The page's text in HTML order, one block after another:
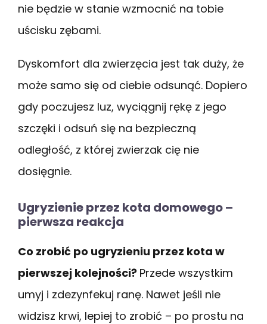
nie będzie w stanie wzmocnić na tobie
uścisku zębami.
Dyskomfort dla zwierzęcia jest tak duży, że
może samo się od ciebie odsunąć. Dopiero
gdy poczujesz luz, wyciągnij rękę z jego
szczęki i odsuń się na bezpieczną
odległość, z której zwierzak cię nie
dosięgnie.
Ugryzienie przez kota domowego –
pierwsza reakcja
Co zrobić po ugryzieniu przez kota w
pierwszej kolejności? Przede wszystkim
umyj i zdezynfekuj ranę. Nawet jeśli nie
widzisz krwi, lepiej to zrobić – po prostu na